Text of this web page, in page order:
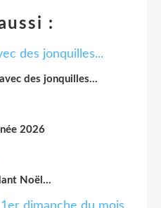
:
des jonquilles...
2026
Noël...